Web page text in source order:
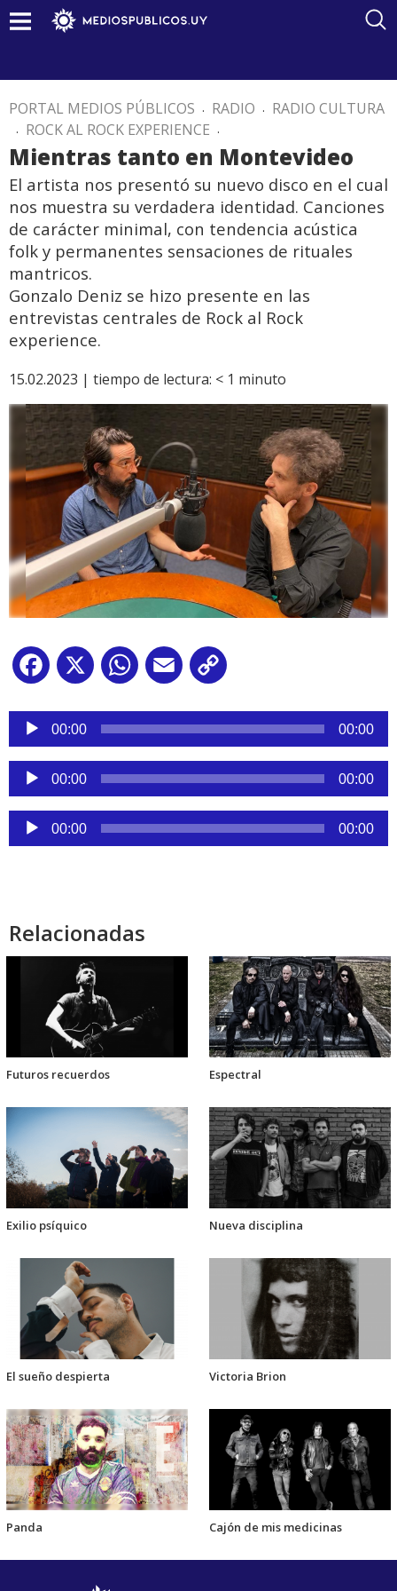
PORTAL MEDIOS PÚBLICOS . RADIO . RADIO CULTURA
. ROCK AL ROCK EXPERIENCE .
Mientras tanto en Montevideo
El artista nos presentó su nuevo disco en el cual
nos muestra su verdadera identidad. Canciones
de carácter minimal, con tendencia acústica
folk y permanentes sensaciones de rituales
mantricos.
Gonzalo Deniz se hizo presente en las
entrevistas centrales de Rock al Rock
experience.
15.02.2023 | tiempo de lectura: < 1 minuto
Facebook
X WhatsApp
Email
Reproductor
audio
00:00 00:00
Reproductor
de
audio
00:00 00:00
Reproductor
de
00:00 00:00
Relacionadas
Futuros recuerdos Espectral
Exilio psíquico Nueva disciplina
El sueño despierta Victoria Brion
Panda Cajón de mis medicinas